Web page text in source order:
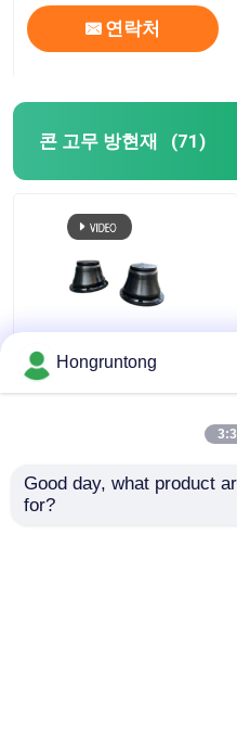
연락처
콘 고무 방현재 (71)
600H 코너 충격 펜더 가
벼운 내구성 고무 설치
Hongruntong
Good day, what product
for?